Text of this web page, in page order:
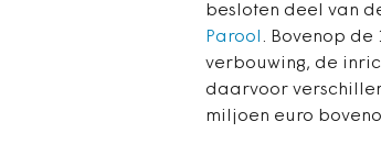
besloten deel van
Parool . Bovenop de
verbouwing, de
daarvoor
miljoen euro